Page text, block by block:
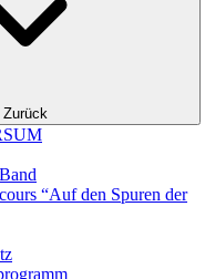
Zurück
“Auf den Spuren der